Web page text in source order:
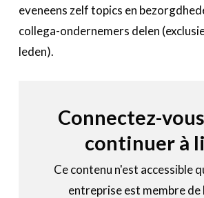
eveneens zelf topics en
collega-ondernemers delen
leden).
Connectez-
continuer à
Ce contenu n'est accessible
entreprise est membre de
A propos